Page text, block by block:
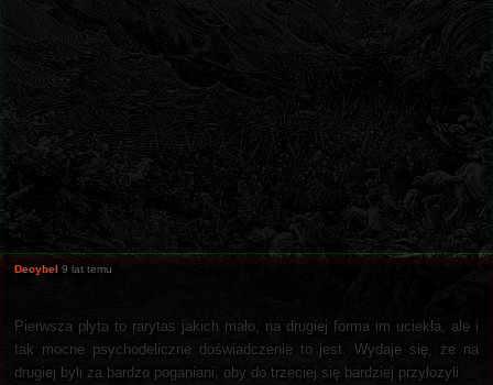
Decybel 9 lat temu
Pierwsza płyta to rarytas jakich mało, na drugiej forma im uciekła, ale i
tak mocne psychodeliczne doświadczenie to jest. Wydaje się, że na
drugiej byli za bardzo poganiani, oby do trzeciej się bardziej przyłożyli